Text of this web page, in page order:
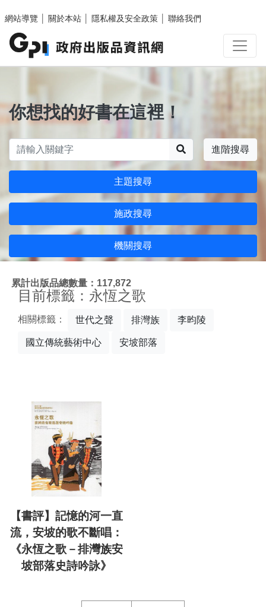
網站導覽
關於本站 隱私權及安全政策 聯絡我們
你想找的好書在這裡！
進階搜尋
主題搜尋
施政搜尋
機關搜尋
累計出版品總數量：117,872
目前標籤：永恆之歌
相關標籤： 世代之聲 排灣族 李昀陵
國立傳統藝術中心 安坡部落
【書評】記憶的河一直
流，安坡的歌不斷唱：
《永恆之歌－排灣族安
坡部落史詩吟詠》